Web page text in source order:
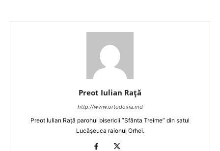
Preot Iulian Raţă
http://www.ortodoxia.md
Preot Iulian Rață parohul bisericii ”Sfânta Treime” din satul
Lucășeuca raionul Orhei.